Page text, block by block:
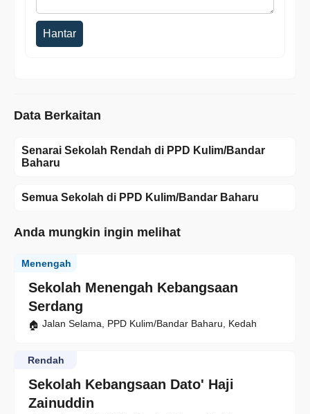
Hantar
Data Berkaitan
Senarai Sekolah Rendah di PPD Kulim/Bandar
Baharu
Semua Sekolah di PPD Kulim/Bandar Baharu
Anda mungkin ingin melihat
Sekolah Menengah Kebangsaan
Serdang
Menengah
Jalan Selama, PPD Kulim/Bandar Baharu, Kedah
Sekolah Kebangsaan Dato' Haji
Zainuddin
Rendah